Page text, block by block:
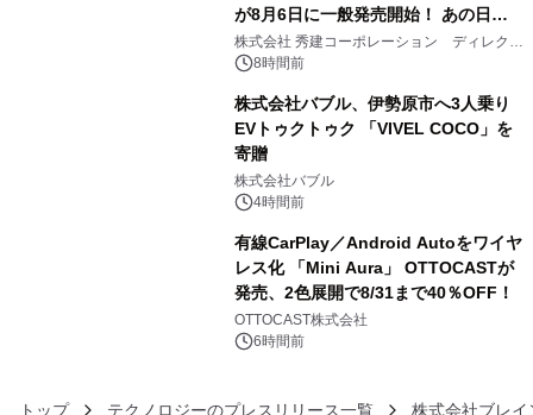
が8月6日に一般発売開始！ あの日の
大興奮が今甦る
株式会社 秀建コーポレーション ディレクト
アートギャラリー
8時間前
株式会社バブル、伊勢原市へ3人乗り
EVトゥクトゥク 「VIVEL COCO」を
寄贈
株式会社バブル
4時間前
有線CarPlay／Android Autoをワイヤ
レス化 「Mini Aura」 OTTOCASTが
発売、2色展開で8/31まで40％OFF！
OTTOCAST株式会社
6時間前
トップ テクノロジーのプレスリリース一覧 株式会社ブレイ